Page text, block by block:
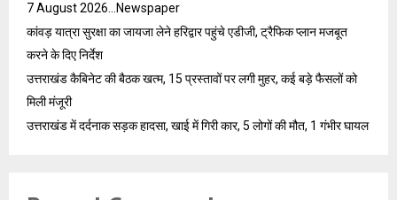
7 August 2026…Newspaper
कांवड़ यात्रा सुरक्षा का जायजा लेने हरिद्वार पहुंचे एडीजी, ट्रैफिक प्लान मजबूत
करने के दिए निर्देश
उत्तराखंड कैबिनेट की बैठक खत्म, 15 प्रस्तावों पर लगी मुहर, कई बड़े फैसलों को
मिली मंजूरी
उत्तराखंड में दर्दनाक सड़क हादसा, खाई में गिरी कार, 5 लोगों की मौत, 1 गंभीर घायल